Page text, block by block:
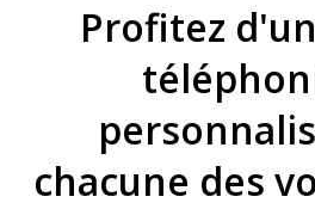
Profitez
chacune des